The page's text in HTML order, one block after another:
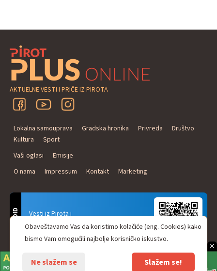
×
AKTUELNE VESTI I PRIČE IZ PIROTA
Lokalna samouprava Gradska hronika Privreda
Društvo
Kultura
Sport
Vaši oglasi
Emisije
O nama
Impressum Kontakt Marketing
Vesti iz Pirota i
Naxi Plus Radio
Uvek u Vašem džepu!
ANDROID
© Pirot plus online - internet portal. Sva prava zadržana.
Obaveštavamo Vas da koristimo kolačiće (eng. Cookies) kako
bismo Vam omogućili najbolje korisničko iskustvo.
Ne slažem se Slažem se!